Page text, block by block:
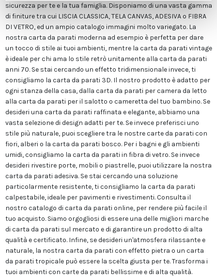
sicurezza per te e la tua famiglia. Disponiamo di una vasta gamma
di finiture tra cui LISCIA CLASSICA, TELA CANVAS, ADESIVA o FIBRA
DI VETRO, ed un ampio catalogo immagini molto variegato. La
nostra carta da parati moderna ad esempio è perfetta per dare
un tocco di stile ai tuoi ambienti, mentre la carta da parati vintage
è ideale per chi ama lo stile retrò unitamente alla carta da parati
anni 70. Se stai cercando un effetto tridimensionale invece, ti
consigliamo la carta da parati 3D. Il nostro prodotto è adatto per
ogni stanza della casa, dalla carta da parati per camera da letto
alla carta da parati per il salotto o cameretta del tuo bambino. Se
desideri una carta da parati raffinata e elegante, abbiamo una
vasta selezione di design adatti per te. Se invece preferisci uno
stile più naturale, puoi scegliere tra le nostre carte da parati con
fiori, alberi o la carta da parati bosco. Per i bagni e gli ambienti
umidi, consigliamo la carta da parati in fibra di vetro. Se invece
desideri rivestire porte, mobili o piastrelle, puoi utilizzare la nostra
carta da parati adesiva. Se stai cercando una soluzione
particolarmente resistente, ti consigliamo la carta da parati
calpestabile, ideale per pavimenti e rivestimenti. Consulta il
nostro catalogo di carta da parati online, per rendere più facile il
tuo acquisto. Siamo orgogliosi di essere una delle migliori marche
di carta da parati sul mercato e di garantire un prodotto di alta
qualità e certificato. Infine, se desideri un'atmosfera rilassante e
naturale, la nostra carta da parati con effetto pietra o un carta
da parati tropicale può essere la scelta giusta per te. Trasforma i
tuoi ambienti con carte da parati bellissime e di alta qualità.